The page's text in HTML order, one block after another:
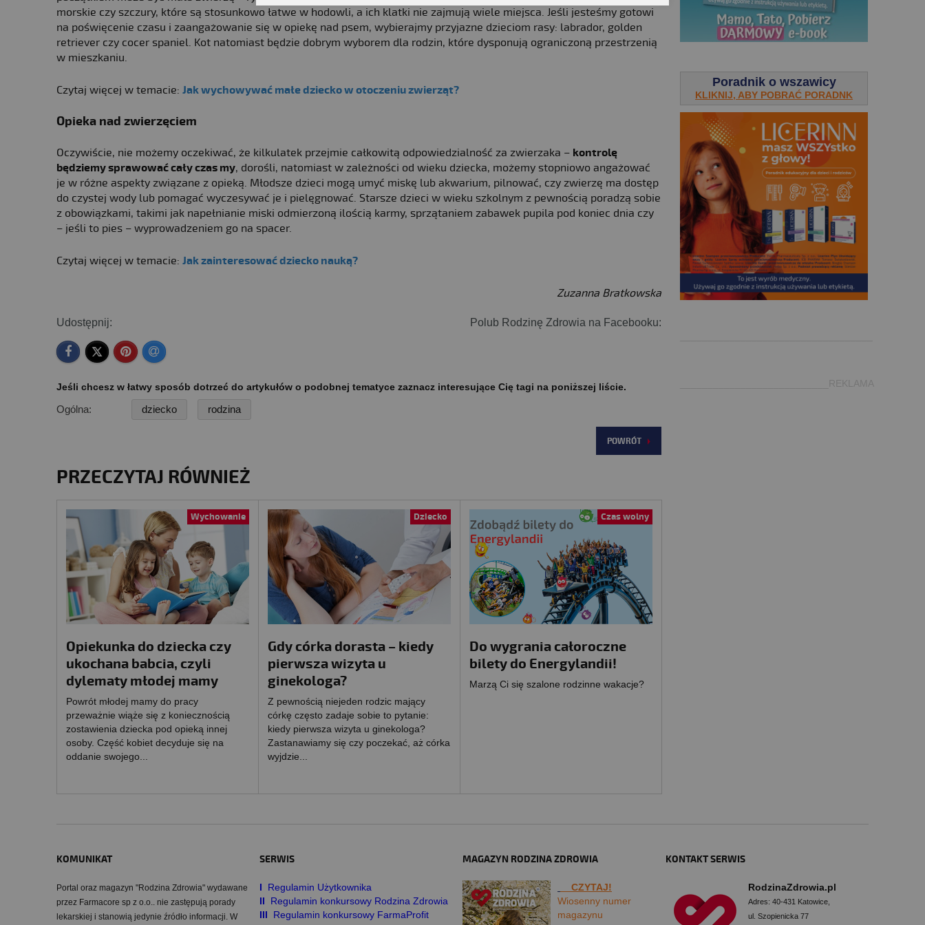
morskie czy szczury, które są stosunkowo łatwe w hodowli, a ich klatki nie zajmują wiele miejsca. Jeśli jesteśmy gotowi
na poświęcenie czasu i zaangażowanie się w opiekę nad psem, wybierajmy przyjazne dzieciom rasy: labrador, golden
retriever czy cocer spaniel. Kot natomiast będzie dobrym wyborem dla rodzin, które dysponują ograniczoną przestrzenią
w mieszkaniu.
Czytaj więcej w temacie: Jak wychowywać małe dziecko w otoczeniu zwierząt?
Opieka nad zwierzęciem
Oczywiście, nie możemy oczekiwać, że kilkulatek przejmie całkowitą odpowiedzialność za zwierzaka – kontrolę
będziemy sprawować cały czas my, dorośli, natomiast w zależności od wieku dziecka, możemy stopniowo angażować
je w różne aspekty związane z opieką. Młodsze dzieci mogą umyć miskę lub akwarium, pilnować, czy zwierzę ma dostęp
do czystej wody lub pomagać wyczesywać je i pielęgnować. Starsze dzieci w wieku szkolnym z pewnością poradzą sobie
z obowiązkami, takimi jak napełnianie miski odmierzoną ilością karmy, sprzątaniem zabawek pupila pod koniec dnia czy
– jeśli to pies – wyprowadzeniem go na spacer.
Czytaj więcej w temacie: Jak zainteresować dziecko nauką?
Zuzanna Bratkowska
Udostępnij: Polub Rodzinę Zdrowia na Facebooku:
Jeśli chcesz w łatwy sposób dotrzeć do artykułów o podobnej tematyce zaznacz interesujące Cię tagi na poniższej liście.
Ogólna: dziecko rodzina
POWRÓT
PRZECZYTAJ RÓWNIEŻ
Wychowanie
Opiekunka do dziecka czy
ukochana babcia, czyli
dylematy młodej mamy
Powrót młodej mamy do pracy
przeważnie wiąże się z koniecznością
zostawienia dziecka pod opieką innej
osoby. Część kobiet decyduje się na
oddanie swojego...
Dziecko
Gdy córka dorasta – kiedy
pierwsza wizyta u
ginekologa?
Z pewnością niejeden rodzic mający
córkę często zadaje sobie to pytanie:
kiedy pierwsza wizyta u ginekologa?
Zastanawiamy się czy poczekać, aż córka
wyjdzie...
Czas wolny
Do wygrania całoroczne
bilety do Energylandii!
Marzą Ci się szalone rodzinne wakacje?
Poradnik o wszawicy
KLIKNIJ, ABY POBRAĆ PORADNK
___________________________REKLAMA
KOMUNIKAT
Portal oraz magazyn "Rodzina Zdrowia" wydawane
przez Farmacore sp z o.o.. nie zastępują porady
lekarskiej i stanowią jedynie źródło informacji. W
SERWIS
I Regulamin Użytkownika
II
Regulamin konkursowy Rodzina Zdrowia
III
Regulamin konkursowy FarmaProfit
MAGAZYN RODZINA ZDROWIA
CZYTAJ!
Wiosenny numer
magazynu
KONTAKT SERWIS
RodzinaZdrowia.pl
Adres: 40-431 Katowice,
ul. Szopienicka 77